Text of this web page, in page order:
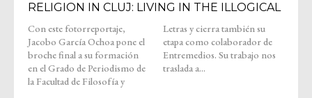
RELIGION IN CLUJ: LIVING IN THE ILLOGICAL
Con este fotorreportaje,
Jacobo García Ochoa pone el
broche final a su formación
en el Grado de Periodismo de
la Facultad de Filosofía y
Letras y cierra también su
etapa como colaborador de
Entremedios. Su trabajo nos
traslada a...